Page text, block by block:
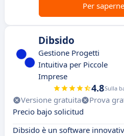
Per
Dibsido
Gestione Progetti
Intuitiva per Piccole
Imprese
4.8Sulla
Versione gratuita Prova
Precio bajo solicitud
Dibsido è un software